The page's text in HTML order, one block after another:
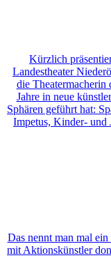
Kürzlich
Landestheater
die Theatermacherin
Jahre in neue
Sphären geführt hat:
Impetus, Kinder- und
Das nennt man mal
mit Aktionskünstler